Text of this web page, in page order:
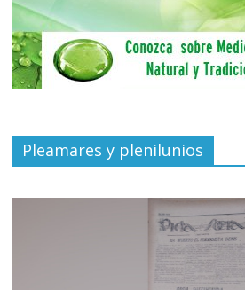
Pleamares y plenilunios